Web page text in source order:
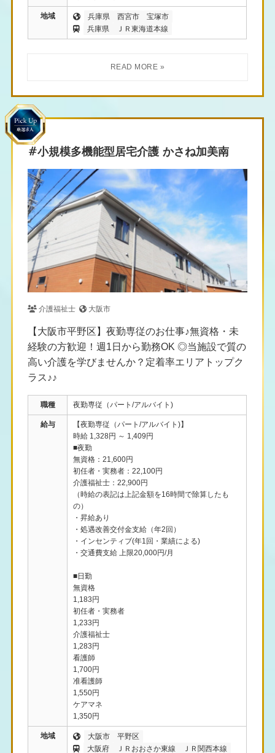
地域 兵庫県 西宮市
宝塚市
兵庫県
ＪＲ東海道本線
#小規模多機能型居宅介護 かさね加美南
介護福祉士 大阪市
【大阪市平野区】夜勤専従のお仕事♪無資格・未
経験の方歓迎！週1日から勤務OK ◎当施設で質の
高い介護を学びませんか？定着率エリアトップク
ラス♪♪
職種 夜勤専従（パート/アルバイト)
給与
【夜勤専従（パート/アルバイト)】
時給 1,328円 ～ 1,409円
■夜勤
無資格：21,600円
初任者・実務者：22,100円
介護福祉士：22,900円
（時給の表記は上記金額を16時間で除算したも
の）
・昇給あり
・処遇改善交付金支給（年2回）
・インセンティブ(年1回・業績による)
・交通費支給 上限20,000円/月
■日勤
無資格
1,183円
初任者・実務者
1,233円
介護福祉士
1,283円
看護師
1,700円
准看護師
1,550円
ケアマネ
1,350円
地域 大阪市
平野区
大阪府
ＪＲおおさか東線 ＪＲ関西本線